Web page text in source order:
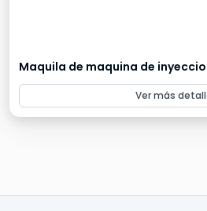
Maquila de maquina de
Ver más